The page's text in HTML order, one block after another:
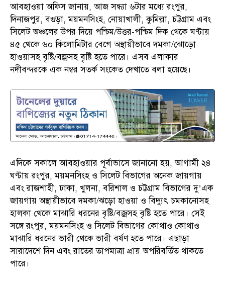
আবহাওয়া অফিস জানায়, আজ সন্ধ্যা ৬টার মধ্যে রংপুর,
দিনাজপুর, বগুড়া, ময়মনসিংহ, নোয়াখালী, কুমিল্লা, চট্টগ্রাম এবং
সিলেট অঞ্চলের উপর দিয়ে পশ্চিম/উত্তর-পশ্চিম দিক থেকে ঘণ্টায়
৪৫ থেকে ৬০ কিলোমিটার বেগে অস্থায়ীভাবে দমকা/ঝোড়ো
হাওয়াসহ বৃষ্টি/বজ্রসহ বৃষ্টি হতে পারে। এসব এলাকার
নদীবন্দরকে এক নম্বর সতর্ক সংকেত দেখাতে বলা হয়েছে।
এদিকে সকালে আবহাওয়ার পূর্বাভাসে জানানো হয়, আগামী ২৪
ঘণ্টায় রংপুর, ময়মনসিংহ ও সিলেট বিভাগের অনেক জায়গায়
এবং রাজশাহী, ঢাকা, খুলনা, বরিশাল ও চট্টগ্রাম বিভাগের দু’এক
জায়গায় অস্থায়ীভাবে দমকা/ঝড়ো হাওয়া ও বিদ্যুৎ চমকানোসহ
হালকা থেকে মাঝারি ধরনের বৃষ্টি/বজ্রসহ বৃষ্টি হতে পারে। সেই
সঙ্গে রংপুর, ময়মনসিংহ ও সিলেট বিভাগের কোথাও কোথাও
মাঝারি ধরনের ভারী থেকে ভারী বর্ষণ হতে পারে। এছাড়া
সারাদেশে দিন এবং রাতের তাপমাত্রা প্রায় অপরিবর্তিত থাকতে
পারে।